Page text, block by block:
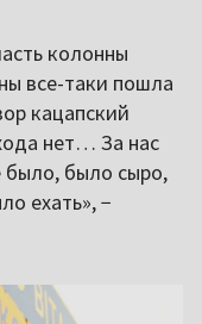
колонны
все-таки пошла
кацапский
нет… За нас
было, было сыро,
ехать», −